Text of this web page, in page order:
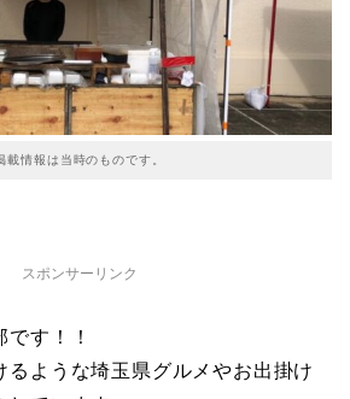
載情報は当時のものです。
スポンサーリンク
す！！
るような埼玉県グルメやお出掛け